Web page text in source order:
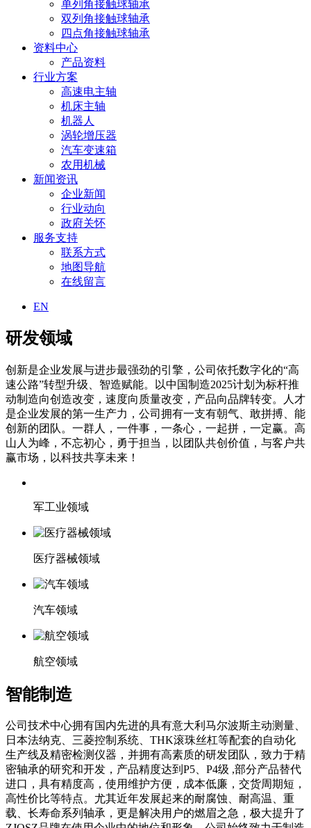
单列角接触球轴承
双列角接触球轴承
四点角接触球轴承
资料中心
产品资料
行业方案
高速电主轴
机床主轴
机器人
涡轮增压器
汽车变速箱
农用机械
新闻资讯
企业新闻
行业动向
政府关怀
服务支持
联系方式
地图导航
在线留言
EN
研发领域
创新是企业发展与进步最强劲的引擎，公司依托数字化的“高
速公路”转型升级、智造赋能。以中国制造2025计划为标杆推
动制造向创造改变，速度向质量改变，产品向品牌转变。人才
是企业发展的第一生产力，公司拥有一支有朝气、敢拼搏、能
创新的团队。一群人，一件事，一条心，一起拼，一定赢。高
山人为峰，不忘初心，勇于担当，以团队共创价值，与客户共
赢市场，以科技共享未来！
军工业领域
医疗器械领域
汽车领域
航空领域
智能制造
公司技术中心拥有国内先进的具有意大利马尔波斯主动测量、
日本法纳克、三菱控制系统、THK滚珠丝杠等配套的自动化
生产线及精密检测仪器，并拥有高素质的研发团队，致力于精
密轴承的研究和开发，产品精度达到P5、P4级 ,部分产品替代
进口，具有精度高，使用维护方便，成本低廉，交货周期短，
高性价比等特点。尤其近年发展起来的耐腐蚀、耐高温、重
载、长寿命系列轴承，更是解决用户的燃眉之急，极大提升了